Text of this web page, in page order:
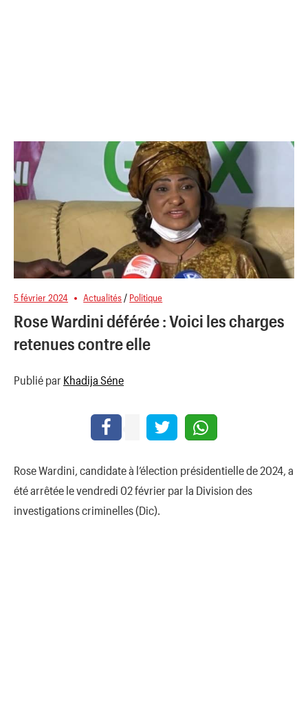
5 février 2024 Actualités/ Politique
Rose Wardini déférée : Voici les charges
retenues contre elle
Publié par Khadija Séne
Rose Wardini, candidate à l’élection présidentielle de 2024, a
été arrêtée le vendredi 02 février par la Division des
investigations criminelles (Dic).